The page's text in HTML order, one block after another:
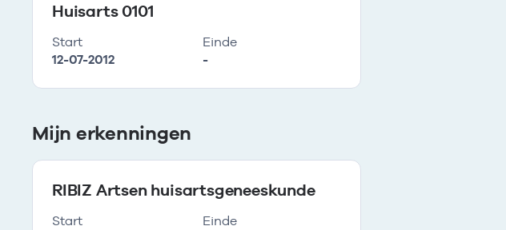
Huisarts 0101
Start
12-07-2012
Einde
-
Mijn erkenningen
RIBIZ Artsen huisartsgeneeskunde
Start
Einde